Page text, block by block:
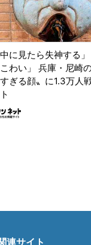
中に見たら失神する
わい」 兵庫・尼崎
すぎる顔〟に1.3万人
連サイト